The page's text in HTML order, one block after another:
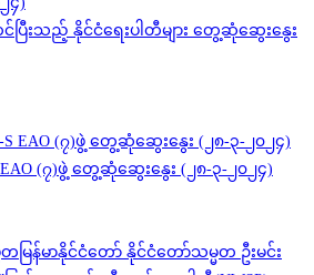
ပြီးသည့် နိုင်ငံရေးပါတီများ တွေ့ဆုံဆွေးနွေး
EAO (၇)ဖွဲ့ တွေ့ဆုံဆွေးနွေး (၂၈-၃-၂၀၂၄)